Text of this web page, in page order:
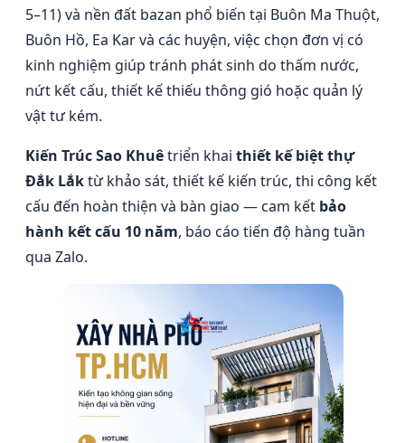
5–11) và nền đất bazan phổ biến tại Buôn Ma Thuột,
Buôn Hồ, Ea Kar và các huyện, việc chọn đơn vị có
kinh nghiệm giúp tránh phát sinh do thấm nước,
nứt kết cấu, thiết kế thiếu thông gió hoặc quản lý
vật tư kém.
Kiến Trúc Sao Khuêtriển khai thiết kế biệt thự
Đắk Lắktừ khảo sát, thiết kế kiến trúc, thi công kết
cấu đến hoàn thiện và bàn giao — cam kết bảo
hành kết cấu 10 năm, báo cáo tiến độ hàng tuần
qua Zalo.